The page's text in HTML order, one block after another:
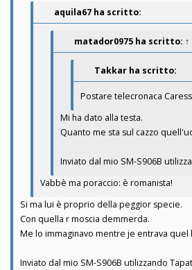
aquila67 ha scritto:
matador0975 ha scritto: ↑
Takkar ha scritto:
Postare telecronaca
Mi ha dato alla testa.
Quanto me sta sul cazzo
Inviato dal mio SM-S906B
Vabbè ma poraccio: è romanista!
Si ma lui è proprio della peggior specie.
Con quella r moscia demmerda.
Me lo immaginavo mentre je entrava quel
Inviato dal mio SM-S906B utilizzando